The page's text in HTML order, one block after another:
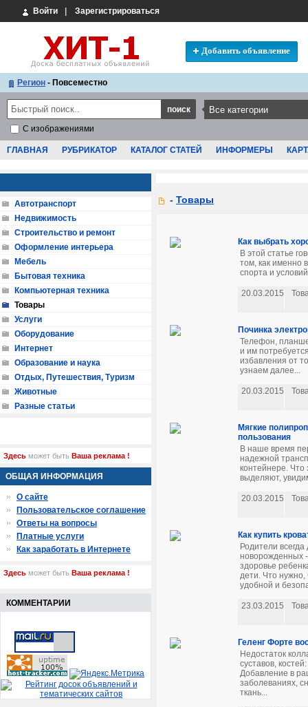
Войти Зарегистрироваться
Добавить объявление
Регион - Повсеместно
С изображениями
ГЛАВНАЯ РУБРИКАТОР КАТАЛОГ СТАТЕЙ ИНФОРМЕРЫ
- Товары
Как выбрать
В этой статье
том, как именно
спорта и
20.03.2015
Починка
Телефон,
и им
избавления от
узнаем далее...
20.03.2015
Мягкие
пользования
В наше время
надежной
контейнере. Что
выделяют,
20.03.2015
Как купить
Родители
новорожденных -
здоровье
дети. Что нужно,
удобной и
23.03.2015
Геленг Форте
Недостаток
суставов,
Добавление в
заболеваниях,
ткань...
Автотранспорт
Недвижимость
Строительство и ремонт
Оформление интерьера
Мебель
Бытовая техника
Компьютерная техника
Товары
Услуги
Оборудование
Интернет
Образование и наука
Отдых, Путешествия, Туризм
Животные
Разные статьи
Здесь может быть Ваша реклама !
ОБЩАЯ ИНФОРМАЦИЯ
О сайте
Пользовательское соглашение
Ответы на вопросы
Платные услуги
Как заработать в Интернете
Здесь может быть Ваша реклама !
КОММЕНТАРИИ